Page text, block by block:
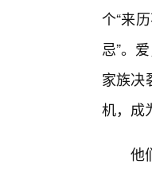
个“来
忌”。
家族决
机，成
他